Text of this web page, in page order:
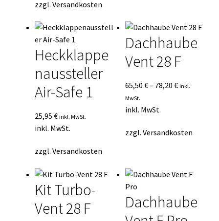
zzgl. Versandkosten
Heckklappe
naussteller
Air-Safe 1
25,95 € inkl. MwSt.
inkl. MwSt.
zzgl. Versandkosten
Dachhaube
Vent 28 F
65,50€– 78,20€ inkl.
MwSt.
inkl. MwSt.
zzgl.Versandkosten
Kit Turbo-
Vent 28 F
Dachhaube